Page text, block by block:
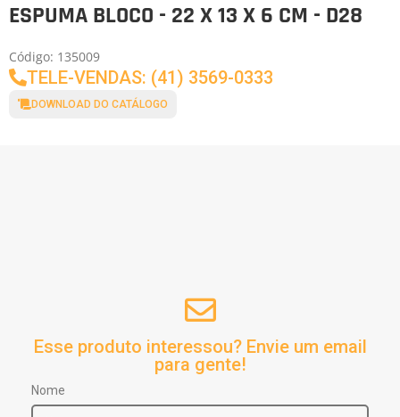
ESPUMA BLOCO - 22 X 13 X 6 CM - D28
Código: 135009
TELE-VENDAS: (41) 3569-0333
DOWNLOAD DO CATÁLOGO
Esse produto interessou? Envie um email
para gente!
Nome